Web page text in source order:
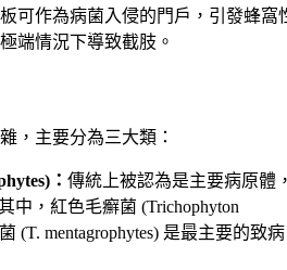
可作為病菌入侵的門戶，引發蜂窩
端情況下導致截肢。
，主要分為三大類：
： 傳統上被認為是主要病原體
中，紅色毛癬菌 (Trichophyton
(T. mentagrophytes) 是最主要的致病